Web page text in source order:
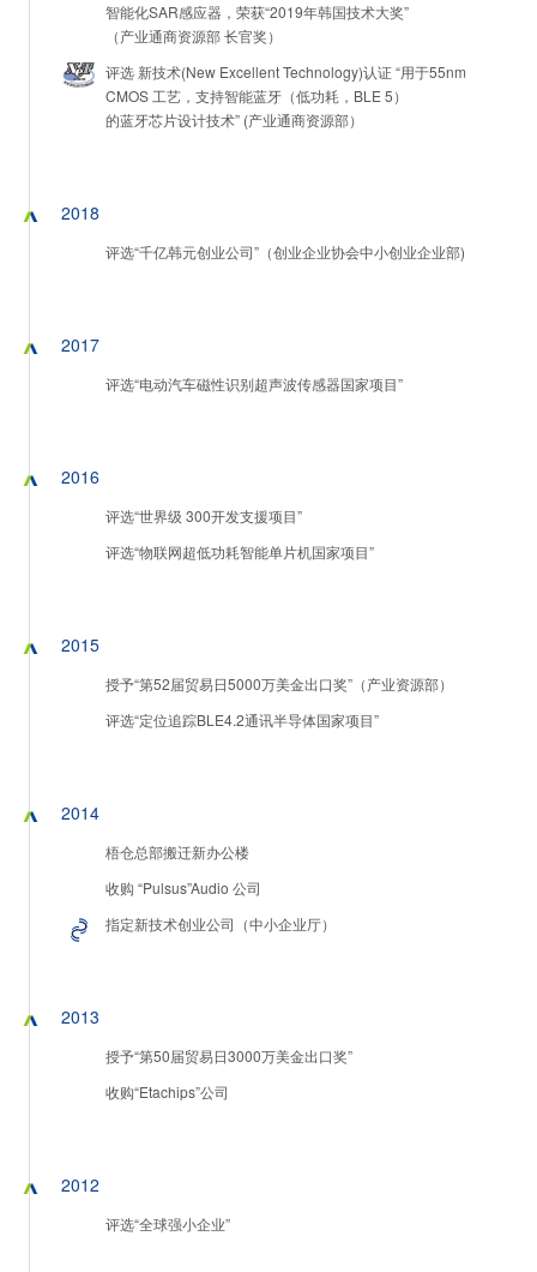
智能化SAR感应器，荣获“2019年韩国技术大奖”
（产业通商资源部 长官奖）
评选 新技术(New Excellent Technology)认证 “用于55nm
CMOS 工艺，支持智能蓝牙（低功耗，BLE 5）
的蓝牙芯片设计技术” (产业通商资源部）
2018
评选“千亿韩元创业公司”（创业企业协会中小创业企业部)
2017
评选“电动汽车磁性识别超声波传感器国家项目”
2016
评选“世界级 300开发支援项目”
评选“物联网超低功耗智能单片机国家项目”
2015
授予“第52届贸易日5000万美金出口奖”（产业资源部）
评选“定位追踪BLE4.2通讯半导体国家项目”
2014
梧仓总部搬迁新办公楼
收购 “Pulsus”Audio 公司
指定新技术创业公司（中小企业厅）
2013
授予“第50届贸易日3000万美金出口奖”
收购“Etachips”公司
2012
评选“全球强小企业”